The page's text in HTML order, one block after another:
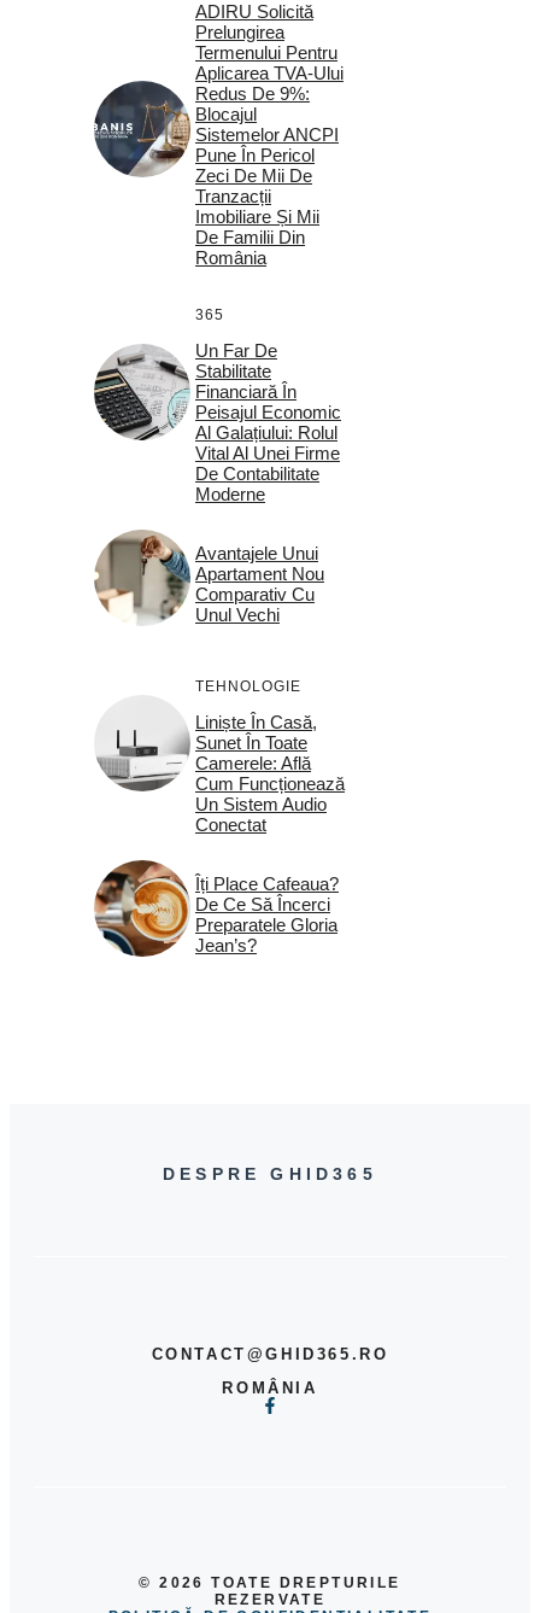
ADIRU Solicită
Prelungirea
Termenului Pentru
Aplicarea TVA-Ului
Redus De 9%:
Blocajul
Sistemelor ANCPI
Pune În Pericol
Zeci De Mii De
Tranzacții
Imobiliare Și Mii
De Familii Din
România
365
Un Far De
Stabilitate
Financiară În
Peisajul Economic
Al Galațiului: Rolul
Vital Al Unei Firme
De Contabilitate
Moderne
Avantajele Unui
Apartament Nou
Comparativ Cu
Unul Vechi
TEHNOLOGIE
Liniște În Casă,
Sunet În Toate
Camerele: Află
Cum Funcționează
Un Sistem Audio
Conectat
Îți Place Cafeaua?
De Ce Să Încerci
Preparatele Gloria
Jean’s?
DESPRE GHID365
CONTACT@GHID365.RO
ROMÂNIA
© 2026 TOATE DREPTURILE
REZERVATE